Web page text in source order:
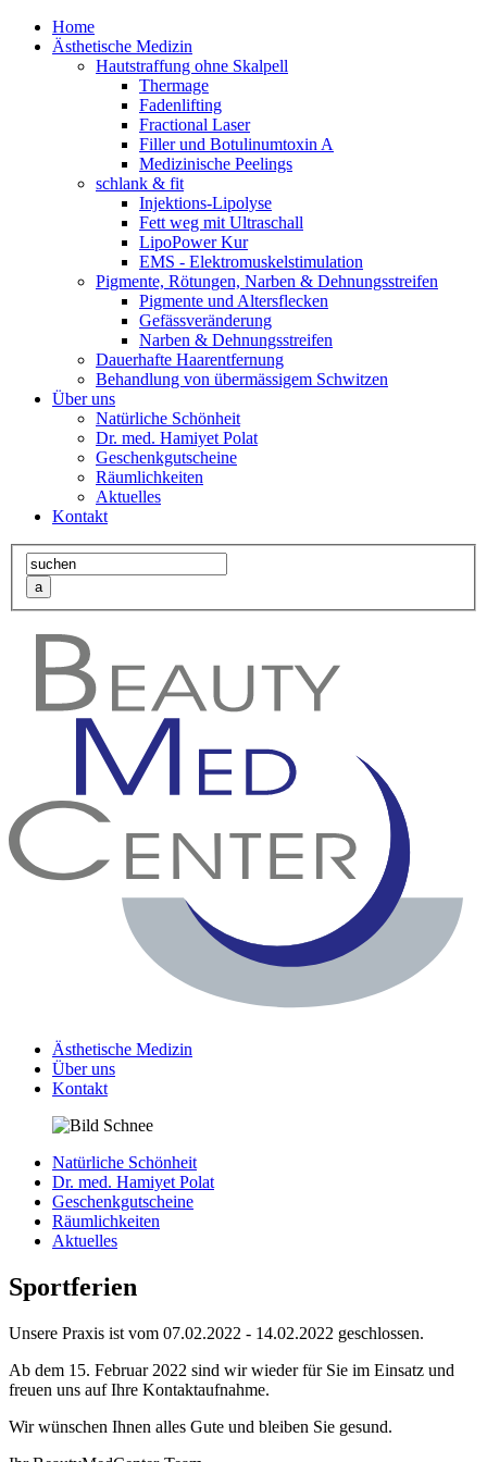
Home
Ästhetische Medizin
Hautstraffung ohne Skalpell
Thermage
Fadenlifting
Fractional Laser
Filler und Botulinumtoxin A
Medizinische Peelings
schlank & fit
Injektions-Lipolyse
Fett weg mit Ultraschall
LipoPower Kur
EMS - Elektromuskelstimulation
Pigmente, Rötungen, Narben & Dehnungsstreifen
Pigmente und Altersflecken
Gefässveränderung
Narben & Dehnungsstreifen
Dauerhafte Haarentfernung
Behandlung von übermässigem Schwitzen
Über uns
Natürliche Schönheit
Dr. med. Hamiyet Polat
Geschenkgutscheine
Räumlichkeiten
Aktuelles
Kontakt
Ästhetische Medizin
Über uns
Kontakt
Natürliche Schönheit
Dr. med. Hamiyet Polat
Geschenkgutscheine
Räumlichkeiten
Aktuelles
Sportferien
Unsere Praxis ist vom 07.02.2022 - 14.02.2022 geschlossen.
Ab dem 15. Februar 2022 sind wir wieder für Sie im Einsatz und
freuen uns auf Ihre Kontaktaufnahme.
Wir wünschen Ihnen alles Gute und bleiben Sie gesund.